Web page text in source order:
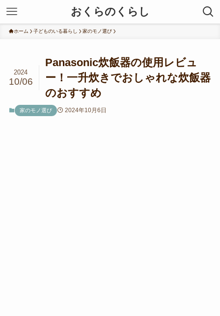
おくらのくらし
ホーム 子どものいる暮らし 家のモノ選び
Panasonic炊飯器の使用レビュ
ー！一升炊きでおしゃれな炊飯器
のおすすめ
2024
10/06
家のモノ選び 2024年10月6日